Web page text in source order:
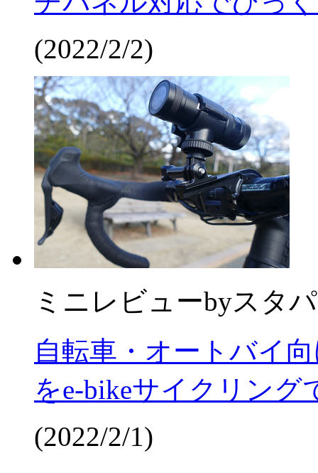
(2022/2/2)
ミニレビューbyスタ
自転車・オートバイ
をe-bikeサイクリング
(2022/2/1)